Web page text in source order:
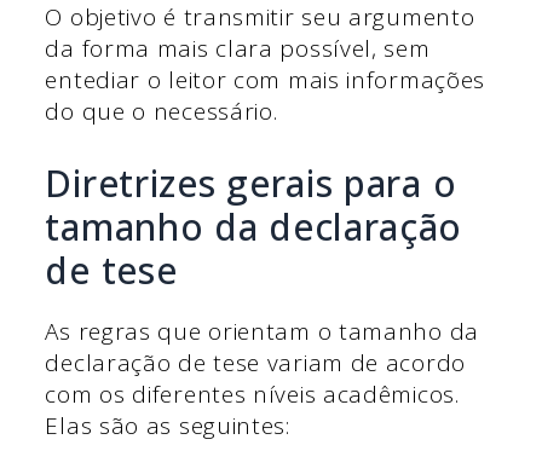
O objetivo é transmitir seu argumento
da forma mais clara possível, sem
entediar o leitor com mais informações
do que o necessário.
Diretrizes gerais para o
tamanho da declaração
de tese
As regras que orientam o tamanho da
declaração de tese variam de acordo
com os diferentes níveis acadêmicos.
Elas são as seguintes: